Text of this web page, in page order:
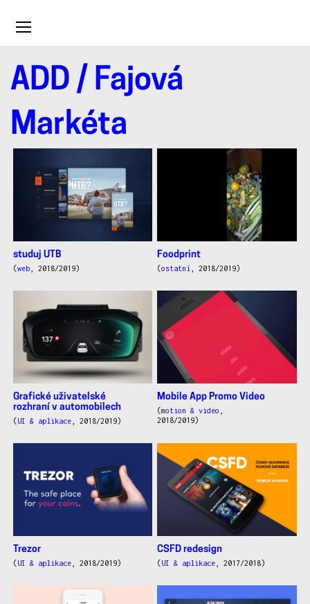
Toggle
ADD / Fajová
Markéta
Fajová
Markéta
studuj UTB
(web, 2018/2019)
Foodprint
(ostatní , 2018/2019)
Grafické uživatelské
rozhraní v automobilech
( UI & aplikace, 2018/2019)
Mobile App Promo Video
(motion & video
2018/2019)
Trezor
(UI & aplikace, 2018/2019)
CSFD redesign
(UI & aplikace , 2017/2018)